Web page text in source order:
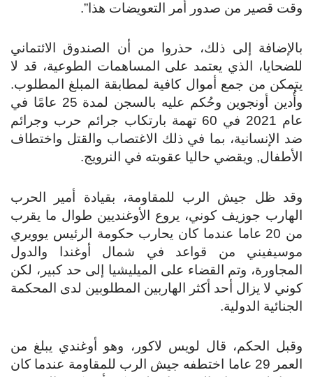
وقت قصير من صدور أمر التعويضات هذا”.
بالإضافة إلى ذلك، حذروا من أن الصندوق الائتماني
للضحايا، الذي يعتمد على المساهمات الطوعية، قد لا
يتمكن من جمع أموال كافية لمطابقة المبلغ المطلوب.
وأُدين أونجوين وحُكم عليه بالسجن لمدة 25 عامًا في
عام 2021 في 60 تهمة بارتكاب جرائم حرب وجرائم
ضد الإنسانية، بما في ذلك الاغتصاب والقتل واختطاف
الأطفال, ويقضي حاليا عقوبته في النرويج.
وقد ظل جيش الرب للمقاومة، بقيادة أمير الحرب
الهارب جوزيف كوني، يروع الأوغنديين طوال ما يقرب
من 20 عاما عندما كان يحارب حكومة الرئيس يوويري
موسيفيني من قواعد في شمال أوغندا والدول
المجاورة، وتم القضاء على الميليشيا إلى حد كبير، لكن
كوني لا يزال أحد أكثر الهاربين المطلوبين لدى المحكمة
الجنائية الدولية.
وقبل الحكم، قال لويس لاكور، وهو أوغندي يبلغ من
العمر 29 عاما اختطفه جيش الرب للمقاومة عندما كان